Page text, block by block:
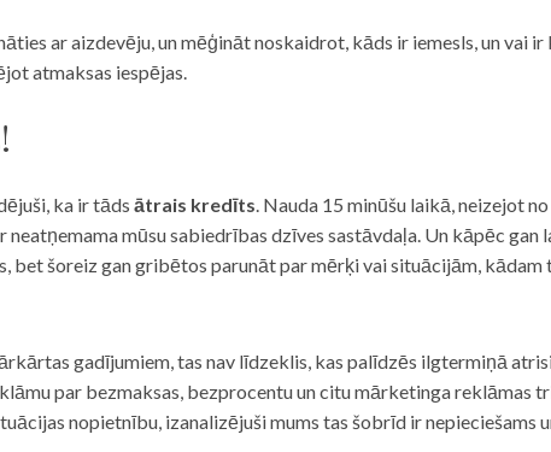
ar aizdevēju, un mēģināt noskaidrot, kāds ir iemesls, un vai
atmaksas iespējas.
ka ir tāds ātrais kredīts. Nauda 15 minūšu laikā, neizejot
mūsu sabiedrības dzīves sastāvdaļa. Un kāpēc gan
bet šoreiz gan gribētos parunāt par mērķi vai situācijām,
gadījumiem, tas nav līdzeklis, kas palīdzēs ilgtermiņā
par bezmaksas, bezprocentu un citu mārketinga reklāmas
nopietnību, izanalizējuši mums tas šobrīd ir nepieciešams